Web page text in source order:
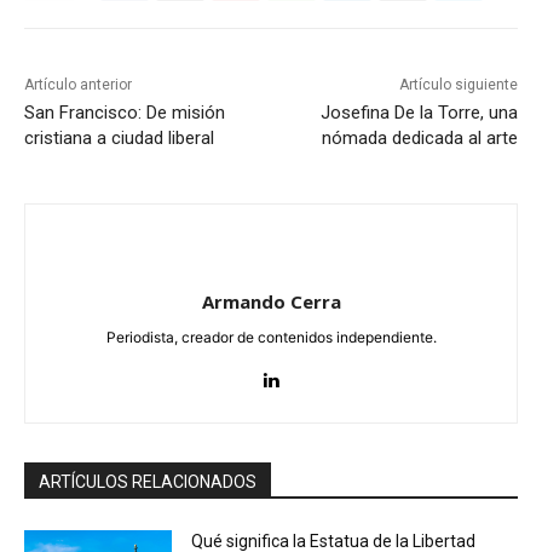
Artículo anterior
San Francisco: De misión
cristiana a ciudad liberal
Artículo siguiente
Josefina De la Torre, una
nómada dedicada al arte
Armando Cerra
Periodista, creador de contenidos independiente.
ARTÍCULOS RELACIONADOS
Qué significa la Estatua de la Libertad